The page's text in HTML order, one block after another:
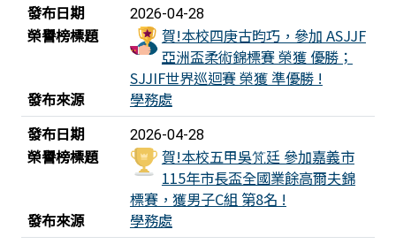
發布日期
2026-04-28
榮譽榜標題
賀!本校四庚古昀巧，參加 ASJJF
亞洲盃柔術錦標賽 榮獲 優勝；
SJJIF世界巡迴賽 榮獲 準優勝 !
發布來源
學務處
發布日期
2026-04-28
榮譽榜標題
賀!本校五甲吳竼廷 參加嘉義市
115年市長盃全國業餘高爾夫錦
標賽，獲男子C組 第8名 !
發布來源
學務處